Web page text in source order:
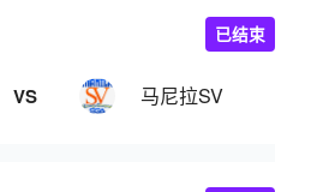
VS 马尼拉SV
已结束